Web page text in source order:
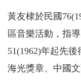
黃友棣於民國
區音樂活動，指
51(1962)年起先
海光獎章、中國